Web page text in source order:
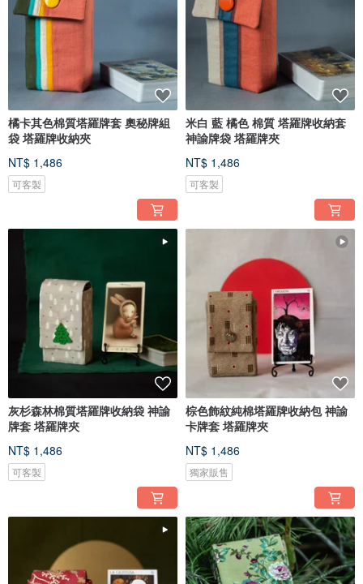
橘卡其色棉質塔羅牌套 奧秘牌組
袋 塔羅牌收納夾
NT$ 1,486
可客製
米白 藍 橘色 棉質 塔羅牌收納套
神諭牌袋 塔羅牌夾
NT$ 1,486
可客製
灰杉森林棉質塔羅牌收納袋 神諭
牌套 塔羅牌夾
NT$ 1,486
可客製
棕色飾紋純棉塔羅牌收納包 神諭
卡牌套 塔羅牌夾
NT$ 1,486
獨家販售